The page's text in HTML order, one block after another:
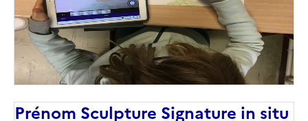
Prénom Sculpture Signature in situ